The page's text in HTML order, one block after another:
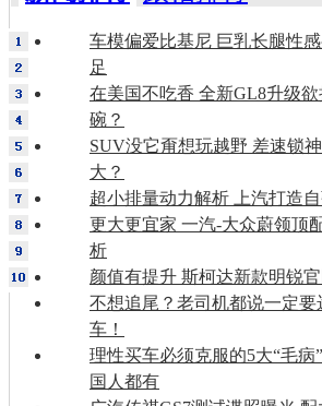
车模偏爱比基尼 巨乳长腿性
足
在美国不吃香 全新GL8升级
碗？
SUV没它甭想玩越野 差速锁
大？
超小排量动力解析 上汽打造
更大更宜家 一汽-大众蔚领顶
析
颜值有提升 斯柯达新款明锐
不想追尾？老司机都说一定要
车！
理性买车必须克服的5大“毛病
国人都有